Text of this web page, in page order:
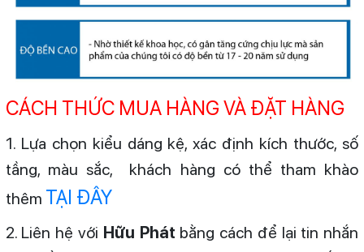
CÁCH THỨC MUA HÀNG VÀ ĐẶT HÀNG
1. Lựa chọn kiểu dáng kệ, xác định kích thước, số
tầng, màu sắc, khách hàng có thể tham khào
thêm TẠI ĐÂY
2. Liên hệ với Hữu Phát bằng cách để lại tin nhắn